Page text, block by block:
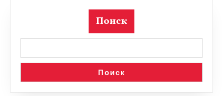
Поиск
Поиск